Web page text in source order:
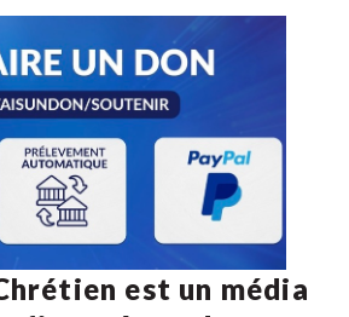
est un média